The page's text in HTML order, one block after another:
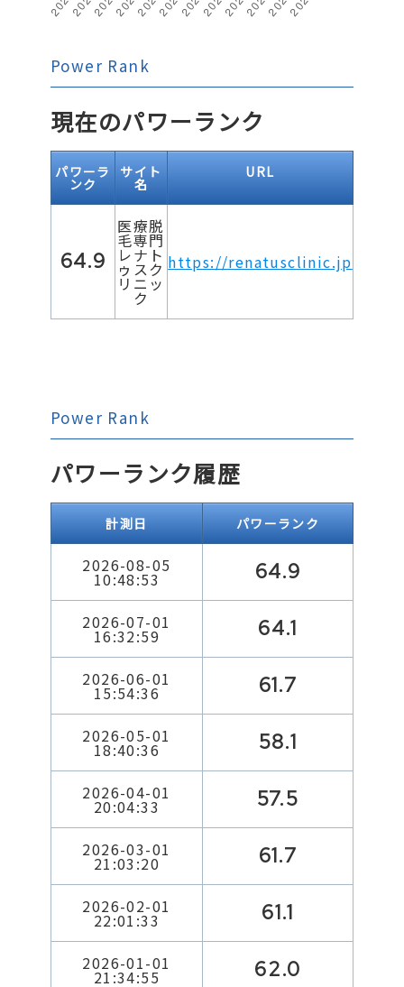
Power Rank
現在のパワーランク
パワーラ
ンク
サイト
名
URL
64.9
医療脱
毛専門
レナト
ゥスク
リニッ
ク
https://renatusclinic.jp
Power Rank
パワーランク履歴
計測日 パワーランク
2026-08-05
10:48:53 64.9
2026-07-01
16:32:59 64.1
2026-06-01
15:54:36 61.7
2026-05-01
18:40:36 58.1
2026-04-01
20:04:33 57.5
2026-03-01
21:03:20 61.7
2026-02-01
22:01:33 61.1
2026-01-01
21:34:55 62.0